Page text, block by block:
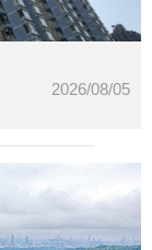
2026/08/05